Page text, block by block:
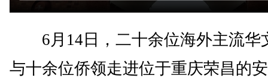
6月14日，二十余位海外主流华
与十余位侨领走进位于重庆荣昌的